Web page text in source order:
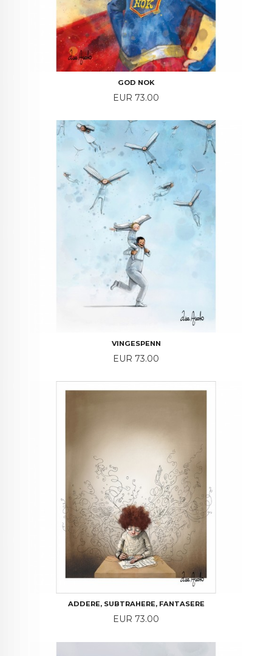
GOD NOK
Price
EUR 73.00
VINGESPENN
Price
EUR 73.00
ADDERE, SUBTRAHERE, FANTASERE
Price
EUR 73.00